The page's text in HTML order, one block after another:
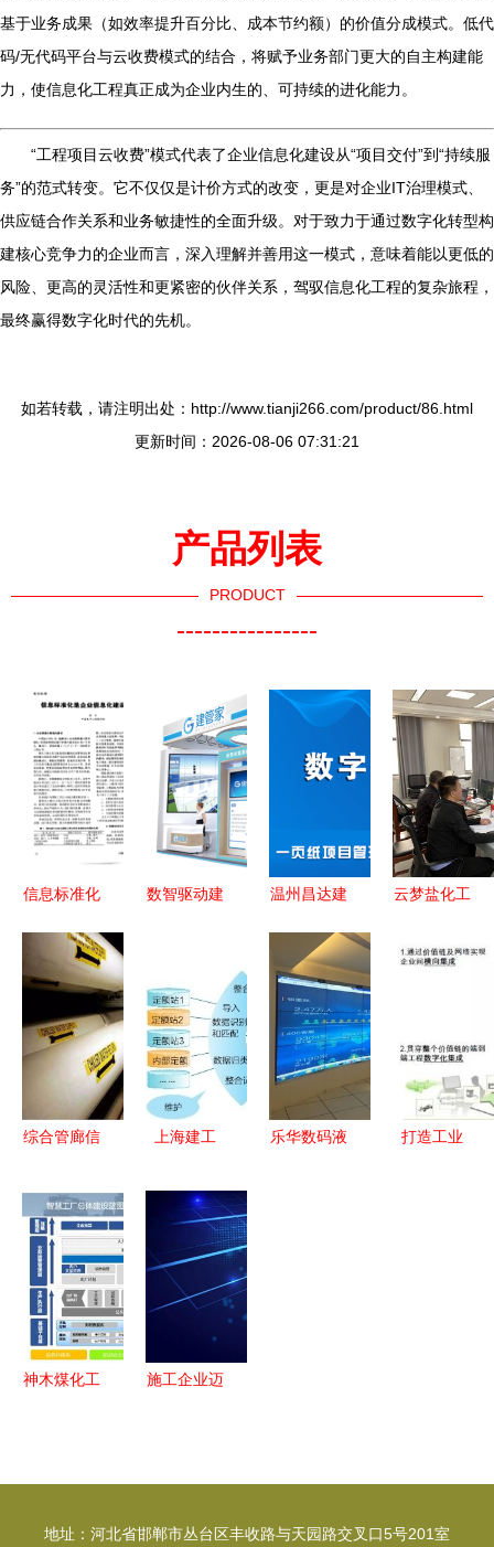
基于业务成果（如效率提升百分比、成本节约额）的价值分成模式。低代
码/无代码平台与云收费模式的结合，将赋予业务部门更大的自主构建能
力，使信息化工程真正成为企业内生的、可持续的进化能力。
“工程项目云收费”模式代表了企业信息化建设从“项目交付”到“持续服
务”的范式转变。它不仅仅是计价方式的改变，更是对企业IT治理模式、
供应链合作关系和业务敏捷性的全面升级。对于致力于通过数字化转型构
建核心竞争力的企业而言，深入理解并善用这一模式，意味着能以更低的
风险、更高的灵活性和更紧密的伙伴关系，驾驭信息化工程的复杂旅程，
最终赢得数字化时代的先机。
如若转载，请注明出处：http://www.tianji266.com/product/86.html
更新时间：2026-08-06 07:31:21
产品列表
PRODUCT
----------------
信息标准化
建设的基础
数智驱动建
约第十九届
工程建设信
息化发展大
会
温州昌达建
云 数字赋
能施工管理
精准化
云梦盐化工
施智慧封闭
区，助力企
业信息化工
程
综合管廊信
题思路，快
给您的工程
加加分
上海建工
理的数据智
慧，驱动企
业信息化工
程新篇章
乐华数码液
打造工业
神木煤化工
施工企业迈
地址：河北省邯郸市丛台区丰收路与天园路交叉口5号201室